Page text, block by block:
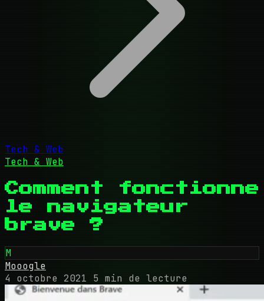
Tech & Web
Tech & Web
Comment fonctionne
le navigateur
brave ?
M
Mooogle
4 octobre 2021
5 min de lecture